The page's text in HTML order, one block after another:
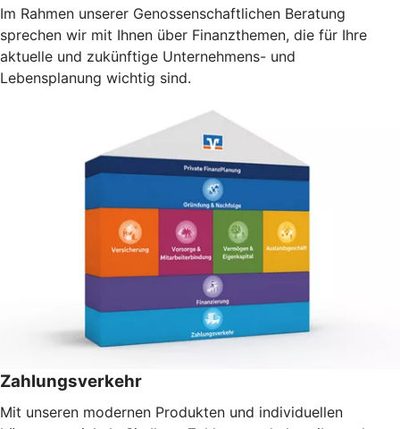
Im Rahmen unserer Genossenschaftlichen Beratung
sprechen wir mit Ihnen über Finanzthemen, die für Ihre
aktuelle und zukünftige Unternehmens- und
Lebensplanung wichtig sind.
Zahlungsverkehr
Mit unseren modernen Produkten und individuellen